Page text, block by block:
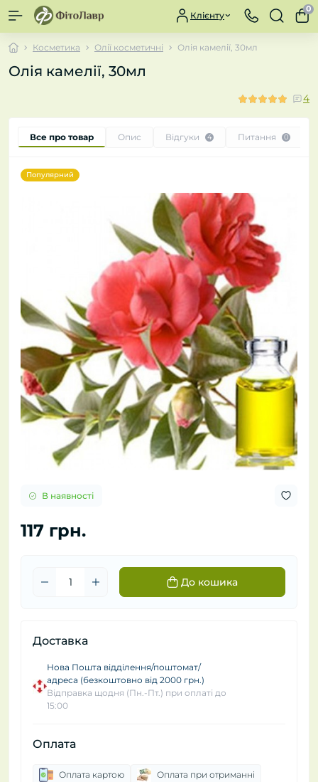
Клієнту
0
Косметика Олії косметичні Олія камелії, 30мл
Олія камелії, 30мл
4
Все про товар Опис Відгуки 4 Питання 0
Популярний
В наявності
117 грн.
До кошика
Доставка
Нова Пошта відділення/поштомат/
адреса (безкоштовно від 2000 грн.)
Відправка щодня (Пн.-Пт.) при оплаті до
15:00
Оплата
Оплата картою Оплата при отриманні